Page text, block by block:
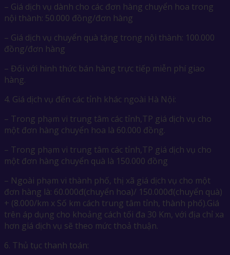
– Giá dịch vụ dành cho các đơn hàng chuyển hoa trong
nội thành: 50.000 đồng/đơn hàng
– Giá dịch vụ chuyển quà tặng trong nội thành: 100.000
đồng/đơn hàng
– Đối với hình thức bán hàng trực tiếp miễn phí giao
hàng.
4. Giá dịch vụ đến các tỉnh khác ngoài Hà Nội:
– Trong phạm vi trung tâm các tỉnh,TP giá dịch vụ cho
một đơn hàng chuyển hoa là 60.000 đồng.
– Trong phạm vi trung tâm các tỉnh,TP giá dịch vụ cho
một đơn hàng chuyển quà là 150.000 đồng
– Ngoài phạm vi thành phố, thị xã giá dịch vụ cho một
đơn hàng là: 60.000đ(chuyển hoa)/ 150.000đ(chuyển quà)
+ (8.000/km x Số km cách trung tâm tỉnh, thành phố).Giá
trên áp dụng cho khoảng cách tối đa 30 Km, với địa chỉ xa
hơn giá dịch vụ sẽ theo mức thoả thuận.
6. Thủ tục thanh toán: